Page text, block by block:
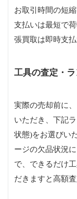
お取引時間の短
支払いは最短で
張買取は即時支
工具の査定・
実際の売却前に
いただき、下記
状態)をお選びい
ージの欠品状況
で、できるだけ
だきますと高額